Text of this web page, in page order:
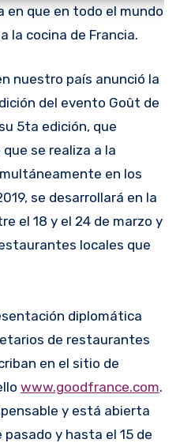
en que en todo el mundo
la cocina de Francia.
del evento Goût de
5ta edición, que
se realiza a la
en los
se desarrollará en la
el 18 y el 24 de marzo y
locales que
diplomática
de restaurantes
en el sitio de
www.goodfrance.com.
y está abierta
y hasta el 15 de